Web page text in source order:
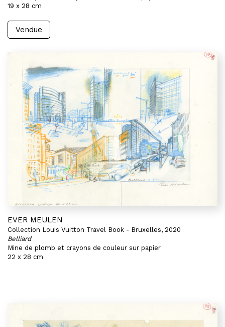
19 x 28 cm
Vendue
EVER MEULEN
Collection Louis Vuitton Travel Book - Bruxelles, 2020
Belliard
Mine de plomb et crayons de couleur sur papier
22 x 28 cm